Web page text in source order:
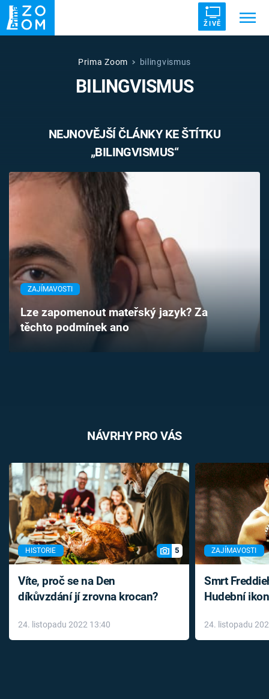
ŽIVĚ
UFO DRUHÁ SVĚTOVÁ VÁLKA
VETŘELCI DÁVNOVĚKU
TV Program
Časopis
Sledujte prima+
Prima Zoom bilingvismus
BILINGVISMUS
NEJNOVĚJŠÍ ČLÁNKY KE ŠTÍTKU
„BILINGVISMUS“
ZAJÍMAVOSTI
Lze zapomenout mateřský jazyk? Za
těchto podmínek ano
NÁVRHY PRO VÁS
HISTORIE 5
Víte, proč se na Den
díkůvzdání jí zrovna krocan?
24. listopadu 2022 13:40
ZAJÍMAVOSTI
Smrt
Hudební
léky
24. listopadu